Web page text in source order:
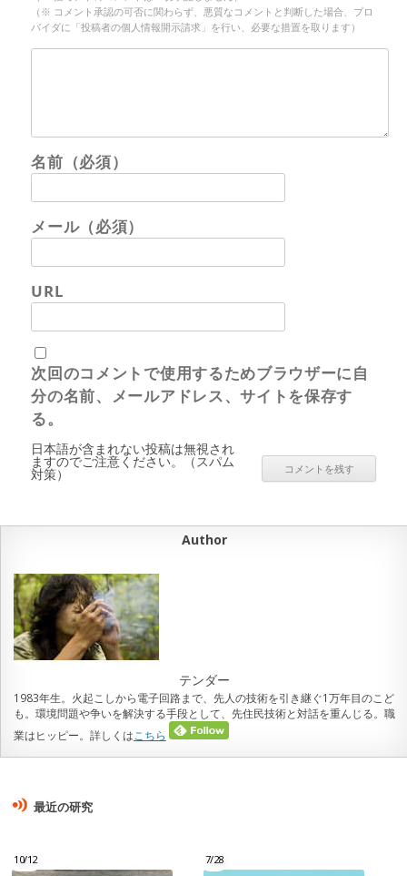
（※ コメント承認の可否に関わらず、悪質なコメントと判断した場合、プロ
バイダに「投稿者の個人情報開示請求」を行い、必要な措置を取ります）
名前（必須）
メール（必須）
URL
次回のコメントで使用するためブラウザーに自
分の名前、メールアドレス、サイトを保存す
る。
日本語が含まれない投稿は無視され
ますのでご注意ください。（スパム
対策）
Author
テンダー
1983年生。火起こしから電子回路まで、先人の技術を引き継ぐ1万年目のこど
も。環境問題や争いを解決する手段として、先住民技術と対話を重んじる。職
業はヒッピー。詳しくは こちら
最近の研究
10/12 7/28